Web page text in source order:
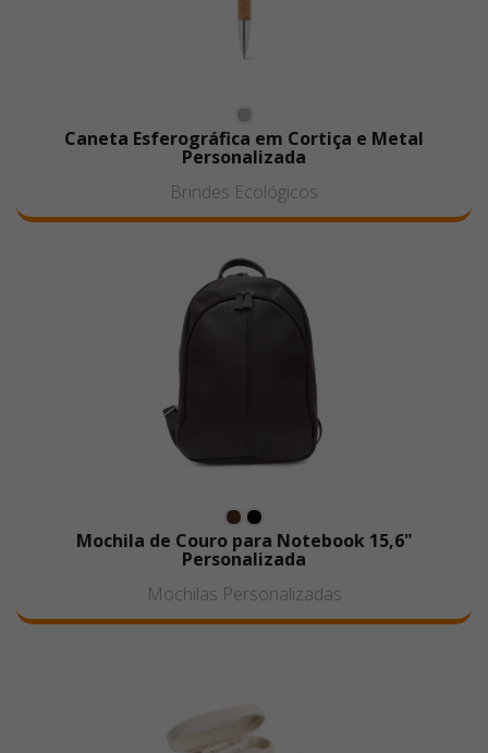
Caneta Esferográfica em Cortiça e Metal
Personalizada
Brindes Ecológicos
Mochila de Couro para Notebook 15,6"
Personalizada
Mochilas Personalizadas